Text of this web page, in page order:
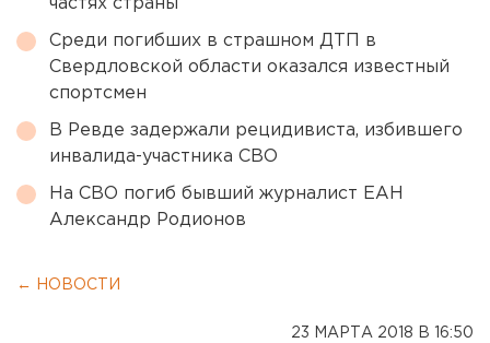
частях страны
Среди погибших в страшном ДТП в
Свердловской области оказался известный
спортсмен
В Ревде задержали рецидивиста, избившего
инвалида-участника СВО
На СВО погиб бывший журналист ЕАН
Александр Родионов
← НОВОСТИ
23 МАРТА 2018 В 16:50